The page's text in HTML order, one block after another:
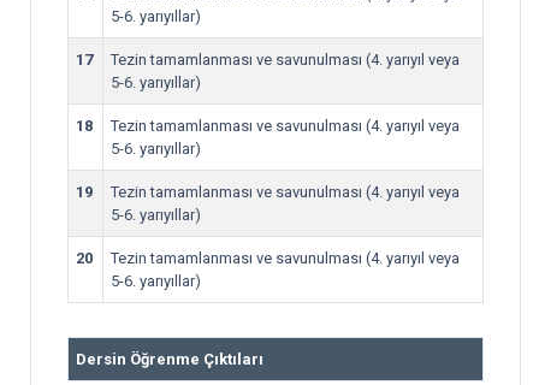
5-6. yarıyıllar)
17
Tezin tamamlanması ve savunulması (4. yarıyıl veya
5-6. yarıyıllar)
18
Tezin tamamlanması ve savunulması (4. yarıyıl veya
5-6. yarıyıllar)
19
Tezin tamamlanması ve savunulması (4. yarıyıl veya
5-6. yarıyıllar)
20
Tezin tamamlanması ve savunulması (4. yarıyıl veya
5-6. yarıyıllar)
Dersin Öğrenme Çıktıları